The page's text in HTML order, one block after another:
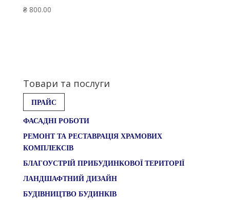
₴800.00
Товари та послуги
ПРАЙС
ФАСАДНІ РОБОТИ
РЕМОНТ ТА РЕСТАВРАЦІЯ ХРАМОВИХ
КОМПЛЕКСІВ
БЛАГОУСТРІЙ ПРИБУДИНКОВОЇ ТЕРИТОРІЇ
ЛАНДШАФТНИЙ ДИЗАЙН
БУДІВНИЦТВО БУДИНКІВ